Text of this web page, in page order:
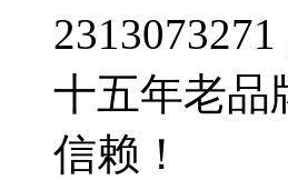
2313073271
十五年老品
信赖！